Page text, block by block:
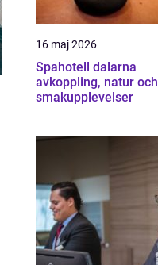
16 maj 2026
Spahotell dalarna
avkoppling, natur och
smakupplevelser